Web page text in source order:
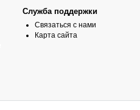
Служба поддержки
Связаться с нами
Карта сайта